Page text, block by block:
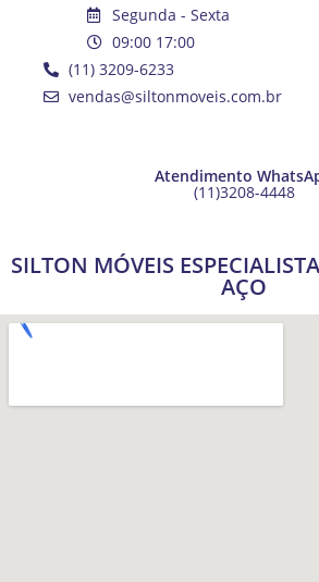
Segunda - Sexta
09:00 17:00
(11) 3209-6233
vendas@siltonmoveis.com.br
Atendimento
(11)3208-4448
SILTON MÓVEIS
AÇO